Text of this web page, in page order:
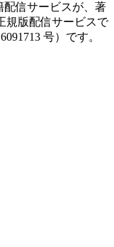
配信サービスが、著
規版配信サービスで
号）です。